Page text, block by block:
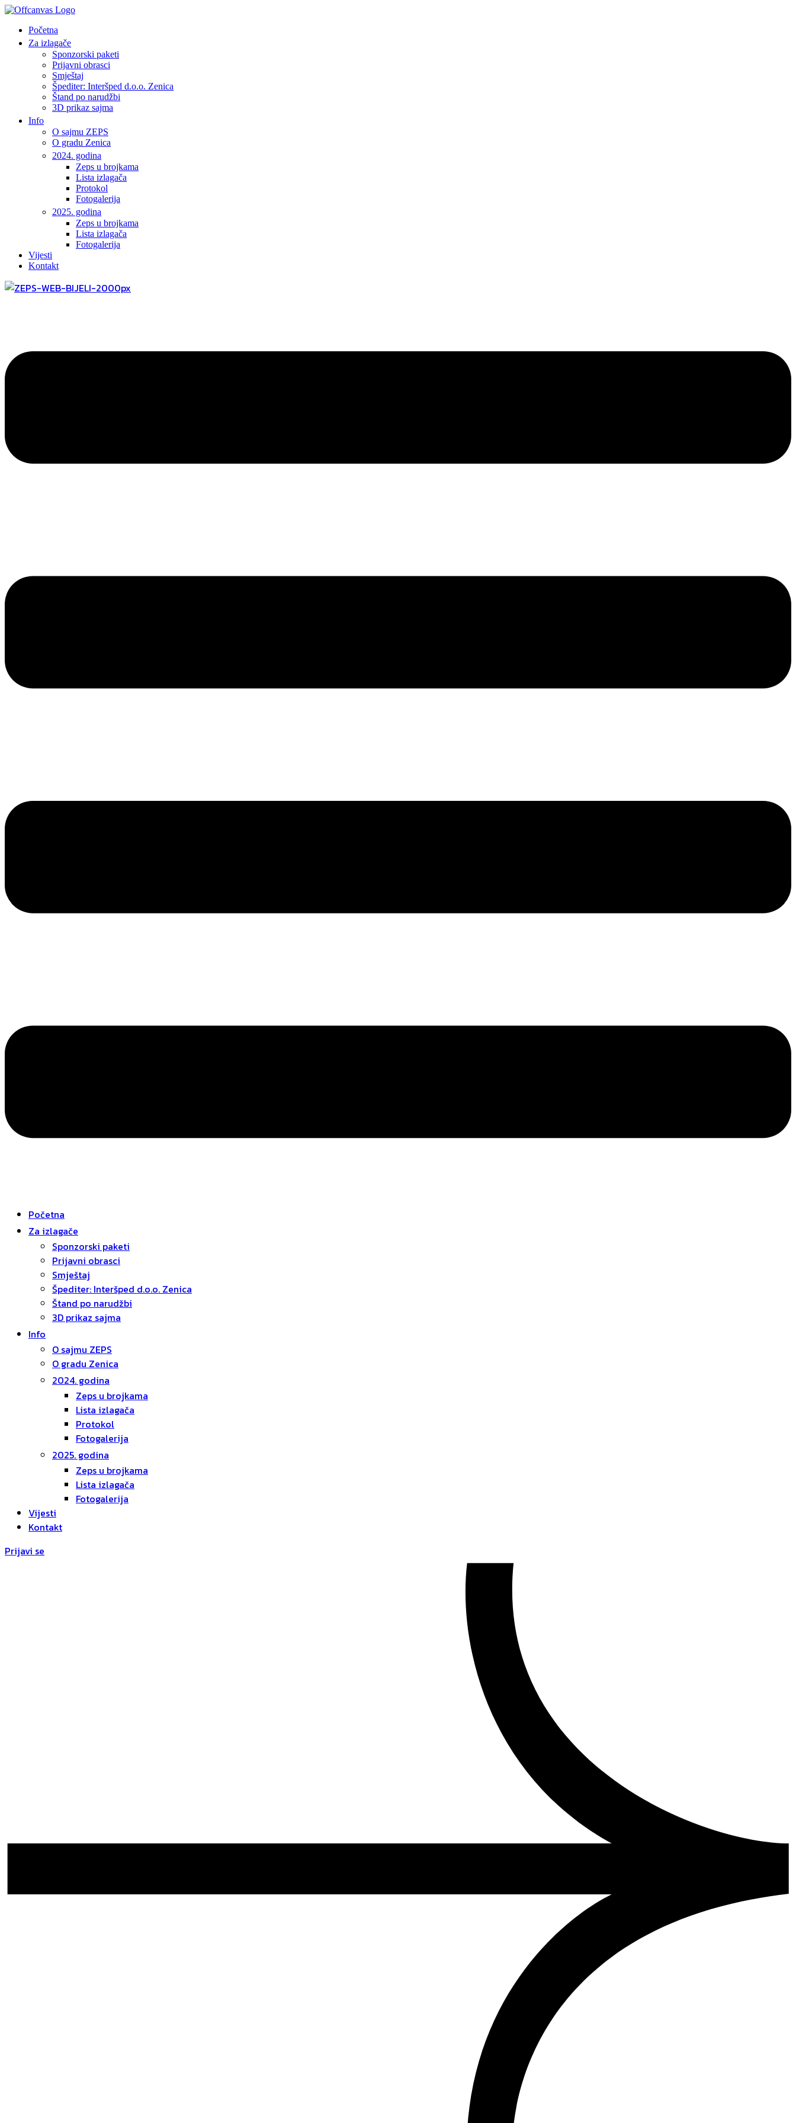
Početna
Za izlagače
Sponzorski paketi
Prijavni obrasci
Smještaj
Špediter: Interšped d.o.o. Zenica
Štand po narudžbi
3D prikaz sajma
Info
O sajmu ZEPS
O gradu Zenica
2024. godina
Zeps u brojkama
Lista izlagača
Protokol
Fotogalerija
2025. godina
Zeps u brojkama
Lista izlagača
Fotogalerija
Vijesti
Kontakt
Početna
Za izlagače
Sponzorski paketi
Prijavni obrasci
Smještaj
Špediter: Interšped d.o.o. Zenica
Štand po narudžbi
3D prikaz sajma
Info
O sajmu ZEPS
O gradu Zenica
2024. godina
Zeps u brojkama
Lista izlagača
Protokol
Fotogalerija
2025. godina
Zeps u brojkama
Lista izlagača
Fotogalerija
Vijesti
Kontakt
Prijavi se